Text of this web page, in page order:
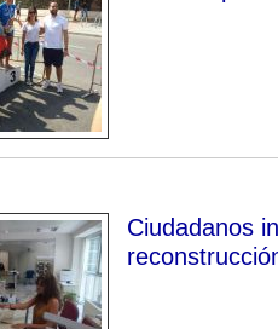
Ciudadanos